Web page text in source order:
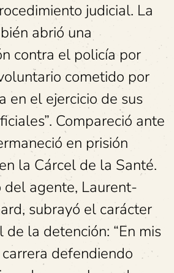
judicial. La
abrió una
contra el policía por
cometido por
en el ejercicio de sus
Compareció ante
en prisión
la Cárcel de la Santé.
del agente, Laurent-
subrayó el carácter
de la detención: “En mis
defendiendo